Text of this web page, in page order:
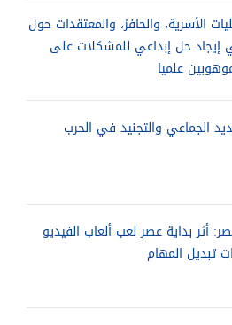
الأسرية، والحافز، والمعتقدات حول
إيجاد حل إبداعي للمشكلات على
علميا
الجماعي والتجنيد في الحرب
أثر بداية عصر لعب ألعاب الفيديو
تبديل المهام